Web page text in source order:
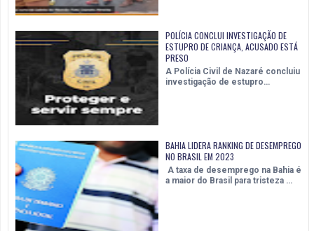
POLÍCIA CONCLUI INVESTIGAÇÃO DE
ESTUPRO DE CRIANÇA, ACUSADO ESTÁ
PRESO
A Polícia Civil de Nazaré concluiu
investigação de estupro…
BAHIA LIDERA RANKING DE DESEMPREGO
NO BRASIL EM 2023
A taxa de desemprego na Bahia é
a maior do Brasil para tristeza …